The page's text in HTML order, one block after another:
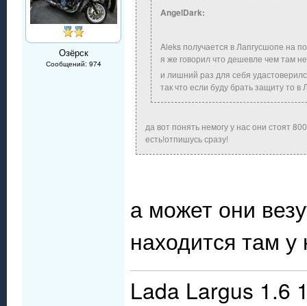
Озёрск
Сообщений: 974
AngelDark:
Aleks получается в Лапгусшопе на
я же говорил что дешевле чем там
и лишний раз для себя
так что если буду брать защиту то в
да вот понять немогу у нас они стоят
есть!отпишусь сразу!
а может они
находится там
Lada Largus 1.6